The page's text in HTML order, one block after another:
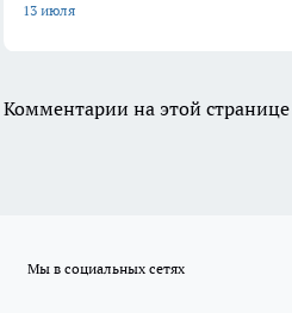
13 июля
Комментарии на этой
Мы в социальных сетях